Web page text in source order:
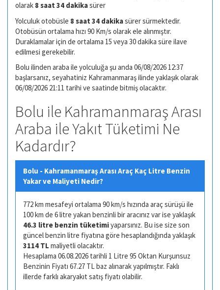
olarak 8 saat 34 dakikasürer
Yolculuk otobüsle 8 saat 34 dakikasürer sürmektedir.
Otobüsün ortalama hızı 90 Km/s olarak ele alınmıştır.
Duraklamalar için de ortalama 15 veya 30 dakika süre ilave
edilmesi gerekebilir.
Bolu ilinden araba ile yolculuğa şu anda 06/08/2026 12:37
başlarsanız, seyahatiniz Kahramanmaraş ilinde yaklaşık olarak
06/08/2026 21:11 tarihi ve saatinde bitmiş olacaktır.
Bolu ile Kahramanmaraş Arası
Araba ile Yakıt Tüketimi Ne
Kadardır?
Bolu - Kahramanmaraş Arası Araç Kaç Litre Benzin
Yakar ve Maliyeti Nedir?
772 km mesafeyi ortalama 90 km/s hızında araç sürüşü ile
100 km de 6 litre yakan benzinli bir aracınız var ise yaklaşık
46.3 litre benzin tüketimiyaparsınız. Bu ise size son
güncel benzin litre fiyatına göre hesaplandığında yaklaşık
3114 TL maliyetli olacaktır.
Hesaplama 06.08.2026 tarihli 1 Litre 95 Oktan Kurşunsuz
Benzinin Fiyatı 67.27 TL baz alınarak yapılmıştır. Faklı
illerde farklı akaryakıt satış fiyatı olabilir.